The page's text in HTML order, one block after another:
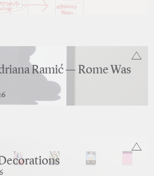
Ramić — Rome Was